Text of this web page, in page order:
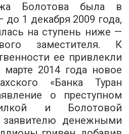
Болотова была в
до 1 декабря 2009 года,
на ступень ниже —
заместителя. К
ее привлекли
2014 года новое
«Банка Туран
о преступном
и Болотовой
денежными